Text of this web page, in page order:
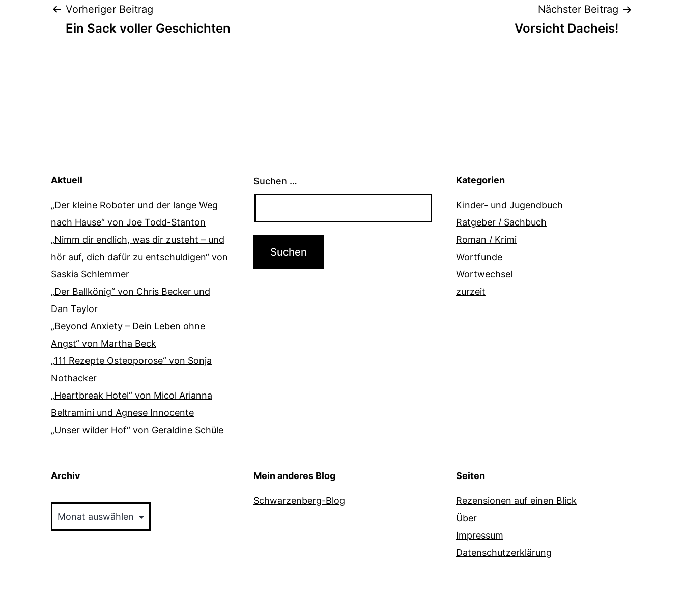
Beitragsnavigation
Vorheriger Beitrag
Ein Sack voller Geschichten
Nächster Beitrag
Vorsicht Dacheis!
Aktuell
„Der kleine Roboter und der lange Weg
nach Hause“ von Joe Todd-Stanton
„Nimm dir endlich, was dir zusteht – und
hör auf, dich dafür zu entschuldigen“ von
Saskia Schlemmer
„Der Ballkönig“ von Chris Becker und
Dan Taylor
„Beyond Anxiety – Dein Leben ohne
Angst“ von Martha Beck
„111 Rezepte Osteoporose“ von Sonja
Nothacker
„Heartbreak Hotel“ von Micol Arianna
Beltramini und Agnese Innocente
„Unser wilder Hof“ von Geraldine Schüle
Suchen … Kategorien
Kinder- und Jugendbuch
Ratgeber / Sachbuch
Roman / Krimi
Wortfunde
Wortwechsel
zurzeit
Archiv Mein anderes Blog
Schwarzenberg-Blog
Seiten
Rezensionen auf einen Blick
Über
Impressum
Datenschutzerklärung